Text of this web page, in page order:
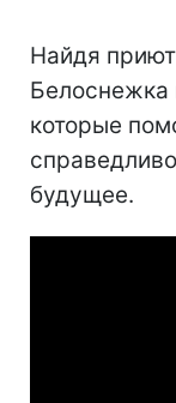
Найдя
Белоснежка
которые
будущее.